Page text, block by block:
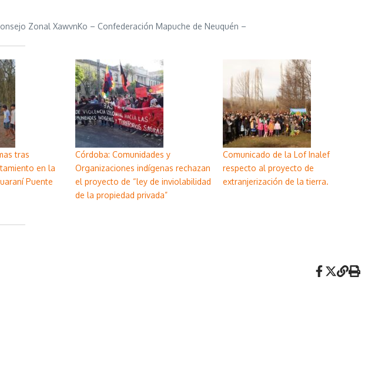
Zonal XawvnKo – Confederación Mapuche de Neuquén –
tras
en la
Puente
Córdoba: Comunidades y
Organizaciones indígenas rechazan
el proyecto de “ley de inviolabilidad
de la propiedad privada”
Comunicado de la Lof Inalef
respecto al proyecto de
extranjerización de la tierra.